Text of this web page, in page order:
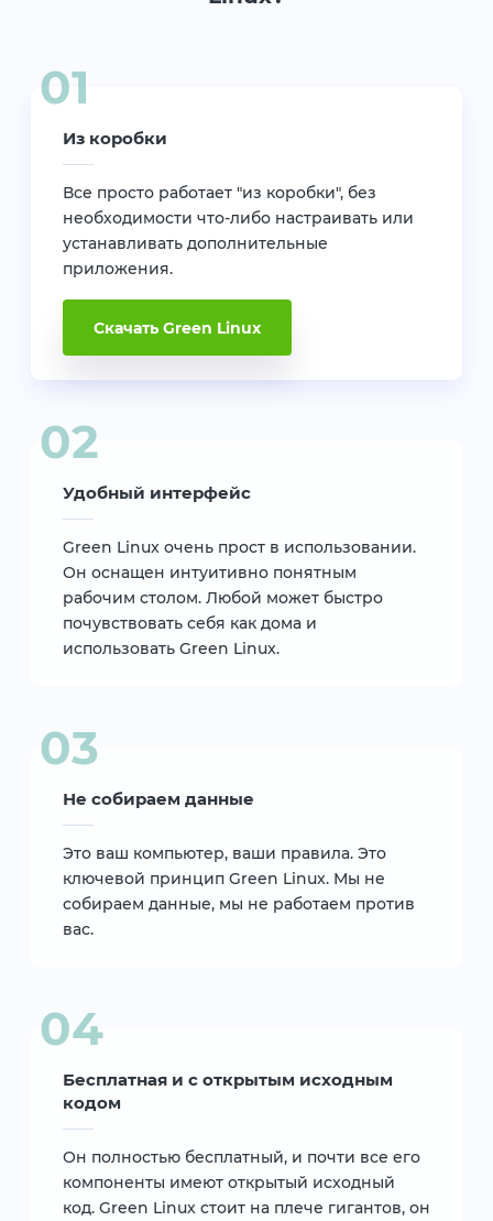
Из коробки
Все просто работает "из коробки", без
необходимости что-либо настраивать или
устанавливать дополнительные
приложения.
Скачать Green Linux
Удобный интерфейс
Green Linux очень прост в использовании.
Он оснащен интуитивно понятным
рабочим столом. Любой может быстро
почувствовать себя как дома и
использовать Green Linux.
Не собираем данные
Это ваш компьютер, ваши правила. Это
ключевой принцип Green Linux. Мы не
собираем данные, мы не работаем против
вас.
Бесплатная и с открытым исходным
кодом
Он полностью бесплатный, и почти все его
компоненты имеют открытый исходный
код. Green Linux стоит на плече гигантов, он